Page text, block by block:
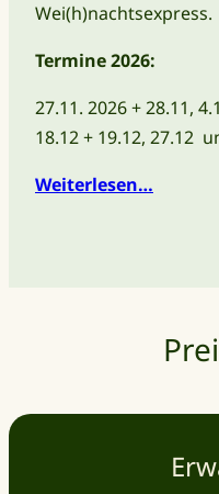
Wei(h)nachtsexpress.
Termine 2026:
27.11. 2026 + 28.11,
18.12 + 19.12, 27.12
Weiterlesen…